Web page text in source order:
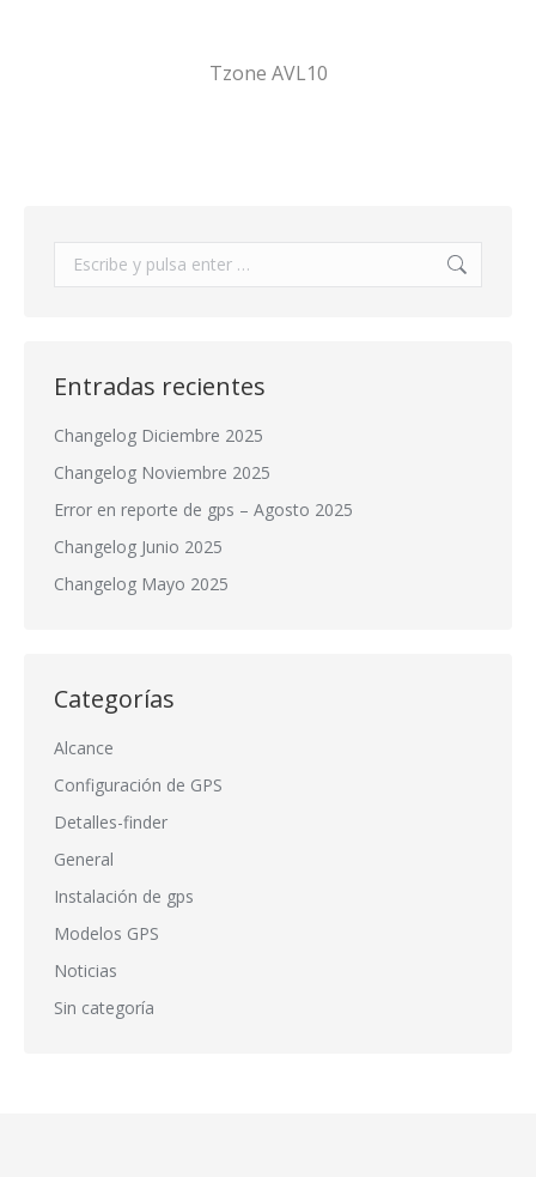
Tzone AVL10
Buscar:
Entradas recientes
Changelog Diciembre 2025
Changelog Noviembre 2025
Error en reporte de gps – Agosto 2025
Changelog Junio 2025
Changelog Mayo 2025
Categorías
Alcance
Configuración de GPS
Detalles-finder
General
Instalación de gps
Modelos GPS
Noticias
Sin categoría